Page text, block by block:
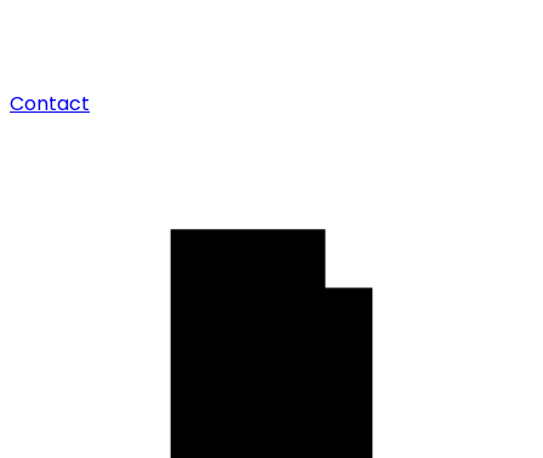
Contact